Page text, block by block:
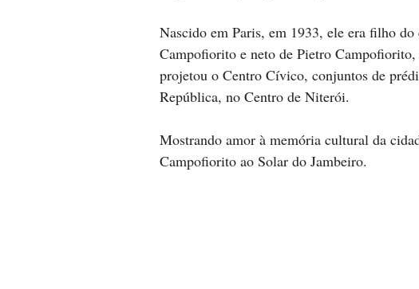
Nascido em Paris, em 1933, ele era filho
Campofiorito e neto de Pietro
projetou o Centro Cívico, conjuntos de
República, no Centro de Niterói.
Mostrando amor à memória cultural da
Campofiorito ao Solar do Jambeiro.